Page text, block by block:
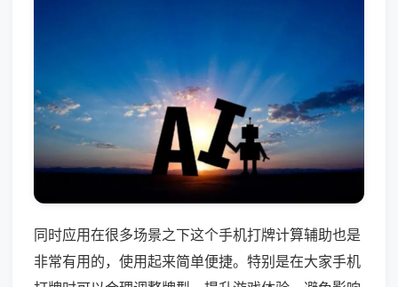
同时应用在很多场景之下这个手机打牌计算辅助也是
非常有用的，使用起来简单便捷。特别是在大家手机